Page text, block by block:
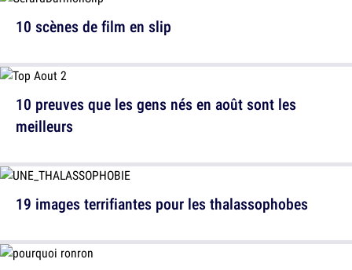
10 scènes de film en slip
19 images terrifiantes pour les thalassophobes
10 preuves que les gens nés en août sont les
meilleurs